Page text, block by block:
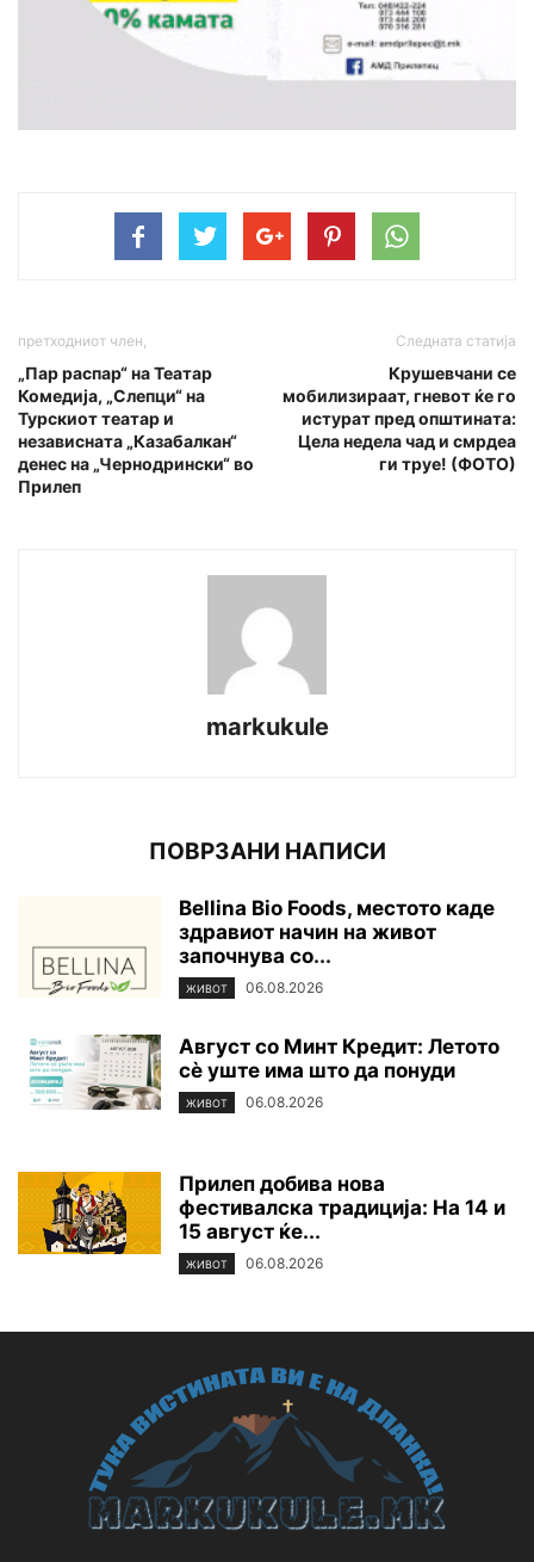
претходниот член,
„Пар распар“ на Театар
Комедија, „Слепци“ на
Турскиот театар и
независната „Казабалкан“
денес на „Чернодрински“ во
Прилеп
Следната статија
Крушевчани се
мобилизираат, гневот ќе го
истурат пред општината:
Цела недела чад и смрдеа
ги труе! (ФОТО)
markukule
ПОВРЗАНИ НАПИСИ
Bellina Bio Foods, местото каде
здравиот начин на живот
започнува со...
ЖИВОТ 06.08.2026
Август со Минт Кредит: Летото
сè уште има што да понуди
ЖИВОТ 06.08.2026
Прилеп добива нова
фестивалска традиција: На 14 и
15 август ќе...
ЖИВОТ 06.08.2026